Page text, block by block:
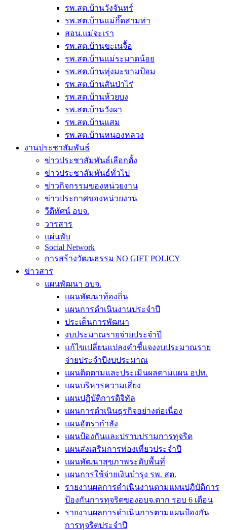
รพ.สต.บ้านวังจันทร์
รพ.สต.บ้านแม่กึ๊ดสามท่า
สอน.แม่จะเรา
รพ.สต.บ้านขะเนจื้อ
รพ.สต.บ้านแม่ระมาดน้อย
รพ.สต.บ้านทุ่งมะขามป้อม
รพ.สต.บ้านสันป่าไร่
รพ.สต.บ้านห้วยบง
รพ.สต.บ้านวังผา
รพ.สต.บ้านแสม
รพ.สต.บ้านหนองหลวง
งานประชาสัมพันธ์
ข่าวประชาสัมพันธ์เลือกตั้ง
ข่าวประชาสัมพันธ์ทั่วไป
ข่าวกิจกรรมของหน่วยงาน
ข่าวประกาศของหน่วยงาน
วีดีทัศน์ อบจ.
วารสาร
แผ่นพับ
Social Network
การสร้างวัฒนธรรม NO GIFT POLICY
ข่าวสาร
แผนพัฒนา อบจ.
แผนพัฒนาท้องถิ่น
แผนการดำเนินงานประจำปี
ประเด็นการพัฒนา
งบประมาณรายจ่ายประจำปี
แก้ไขเปลี่ยนแปลงคำชี้แจงงบประมาณราย
จ่ายประจำปีงบประมาณ
แผนติดตามและประเมินผลตามแผน อปท.
แผนบริหารความเสี่ยง
แผนปฏิบัติการดิจิทัล
แผนการดำเนินธุรกิจอย่างต่อเนื่อง
แผนอัตรากำลัง
แผนป้องกันและปราบปรามการทุจริต
แผนส่งเสริมการท่องเที่ยวประจำปี
แผนพัฒนาสุขภาพระดับพื้นที่
แผนการใช้จ่ายเงินบำรุง รพ. สต.
รายงานผลการดำเนินงานตามแผนปฏิบัติการ
ป้องกันการทุจริตของอบจ.ตาก รอบ 6 เดือน
รายงานผลการดำเนินการตามแผนป้องกัน
การทุจริตประจำปี